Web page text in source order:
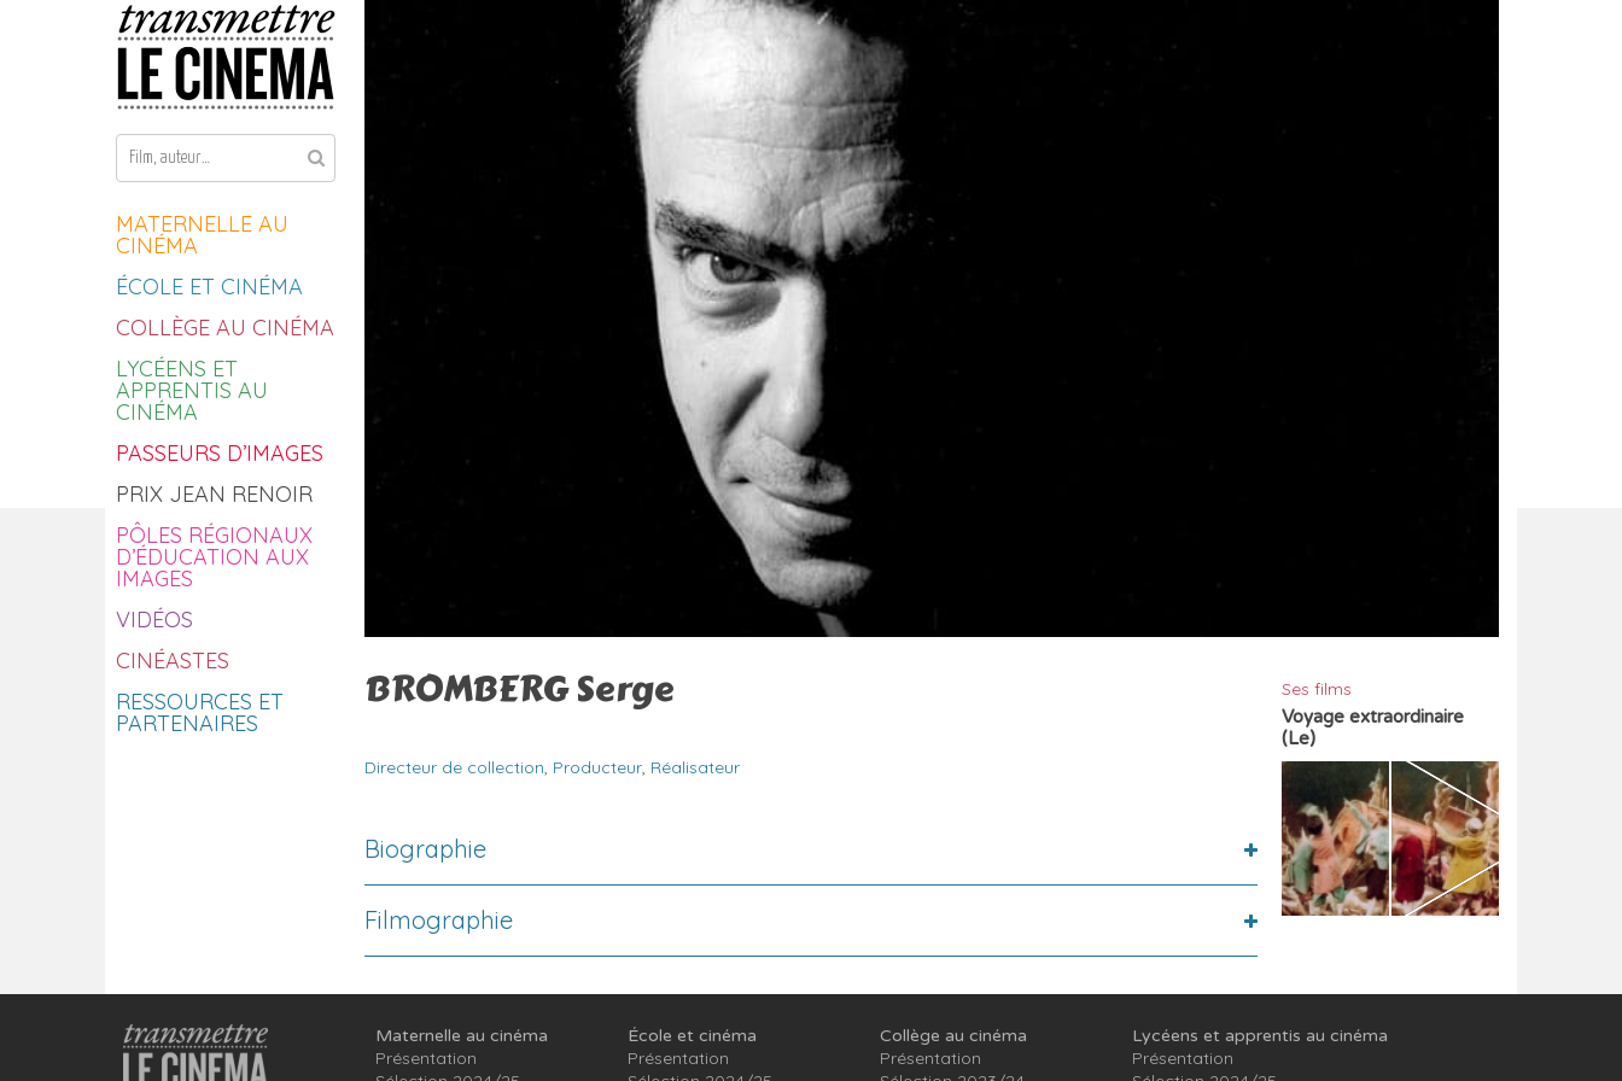
Aller au contenu
MATERNELLE AU
CINÉMA
ÉCOLE ET CINÉMA
COLLÈGE AU CINÉMA
LYCÉENS ET
APPRENTIS AU
CINÉMA
PASSEURS D’IMAGES
PRIX JEAN RENOIR
PÔLES RÉGIONAUX
D’ÉDUCATION AUX
IMAGES
VIDÉOS
CINÉASTES
RESSOURCES ET
PARTENAIRES
BROMBERG Serge
Directeur de collection, Producteur, Réalisateur
Biographie
Filmographie
Ses films
Voyage extraordinaire
(Le)
Maternelle au cinéma
Présentation
École et cinéma
Présentation
Collège au cinéma
Présentation
Lycéens et apprentis au cinéma
Présentation